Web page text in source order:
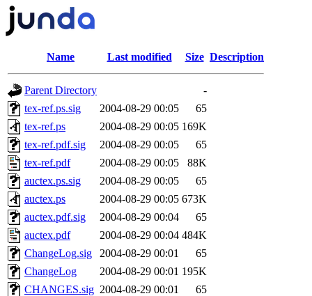
Name Last modified Size Description
Parent Directory
-
tex-ref.ps.sig
2004-08-29 00:05
65
tex-ref.ps
2004-08-29 00:05 169K
tex-ref.pdf.sig
2004-08-29 00:05
65
tex-ref.pdf
2004-08-29 00:05
88K
auctex.ps.sig
2004-08-29 00:05
65
auctex.ps
2004-08-29 00:05 673K
auctex.pdf.sig
2004-08-29 00:04
65
auctex.pdf
2004-08-29 00:04 484K
ChangeLog.sig
2004-08-29 00:01
65
ChangeLog
2004-08-29 00:01 195K
CHANGES.sig 2004-08-29 00:01
65